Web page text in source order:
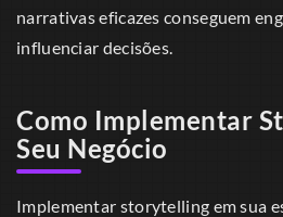
narrativas eficazes conseguem
influenciar decisões.
Como Implementar
Seu Negócio
Implementar storytelling em sua